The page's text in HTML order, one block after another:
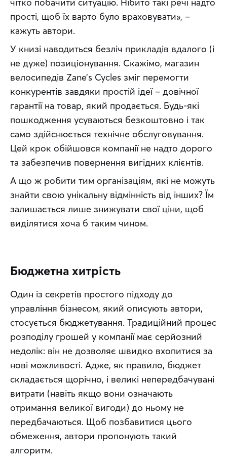
прості, щоб їх варто було враховувати», –
кажуть автори.
У книзі наводиться безліч прикладів вдалого (і
не дуже) позиціонування. Скажімо, магазин
велосипедів Zane’s Cycles зміг перемогти
конкурентів завдяки простій ідеї – довічної
гарантії на товар, який продається. Будь-які
пошкодження усуваються безкоштовно і так
само здійснюється технічне обслуговування.
Цей крок обійшовся компанії не надто дорого
та забезпечив повернення вигідних клієнтів.
А що ж робити тим організаціям, які не можуть
знайти свою унікальну відмінність від інших? Їм
залишається лише знижувати свої ціни, щоб
виділятися хоча б таким чином.
Бюджетна хитрість
Один із секретів простого підходу до
управління бізнесом, який описують автори,
стосується бюджетування. Традиційний процес
розподілу грошей у компанії має серйозний
недолік: він не дозволяє швидко вхопитися за
нові можливості. Адже, як правило, бюджет
складається щорічно, і великі непередбачувані
витрати (навіть якщо вони означають
отримання великої вигоди) до ньому не
передбачаються. Щоб позбавитися цього
обмеження, автори пропонують такий
алгоритм.